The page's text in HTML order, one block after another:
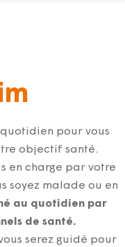
pour vous
objectif santé.
en charge par votre
soyez malade ou en
au quotidien par
de santé.
serez guidé pour